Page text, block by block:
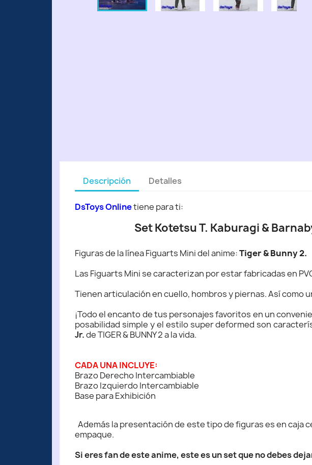
Descripción Detalles
DsToys Onlinetiene para ti:
Set Kotetsu T. Kaburagi &
Figuras de la línea Figuarts Mini del anime:Tiger & Bunny 2.
Las Figuarts Mini se caracterizan por estar fabricadas en
Tienen articulación en cuello, hombros y piernas. Así como
¡Todo el encanto de tus personajes favoritos en un
posabilidad simple y el estilo super deformed son
Jr.de TIGER & BUNNY 2 a la vida.
CADA UNA INCLUYE:
Brazo Derecho Intercambiable
Brazo Izquierdo Intercambiable
Base para Exhibición
Además la presentación de este tipo de figuras es en caja
empaque.
Si eres fan de este anime, este es un set que no debes